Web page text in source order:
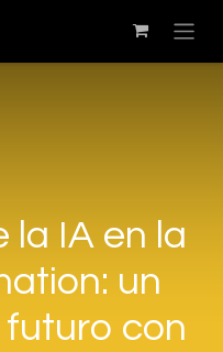
la IA en la
un
con